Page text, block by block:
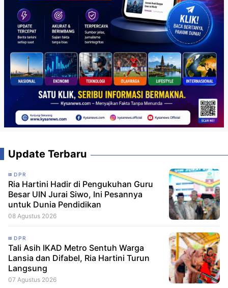
Update Terbaru
DPR
Ria Hartini Hadir di Pengukuhan Guru
Besar UIN Jurai Siwo, Ini Pesannya
untuk Dunia Pendidikan
08 Agustus 2026
DPR
Tali Asih IKAD Metro Sentuh Warga
Lansia dan Difabel, Ria Hartini Turun
Langsung
07 Agustus 2026